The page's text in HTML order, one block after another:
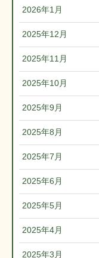
2026年1月
2025年12月
2025年11月
2025年10月
2025年9月
2025年8月
2025年7月
2025年6月
2025年5月
2025年4月
2025年3月